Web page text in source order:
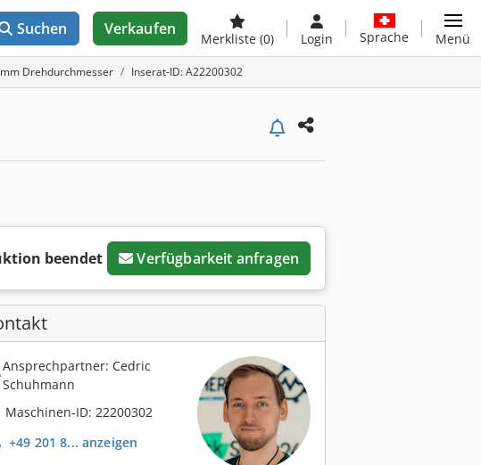
Suchen Verkaufen
Merkliste (0) Login Sprache Menü
Drehdurchmesser Inserat-ID: A22200302
beendet Verfügbarkeit anfragen
Ansprechpartner: Cedric
Schuhmann
Maschinen-ID: 22200302
+49 201 8... anzeigen